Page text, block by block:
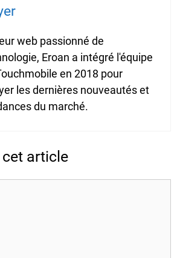
web passionné de
Eroan a intégré l'équipe
en 2018 pour
les dernières nouveautés et
du marché.
cet article